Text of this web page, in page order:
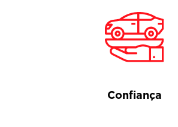
Confiança